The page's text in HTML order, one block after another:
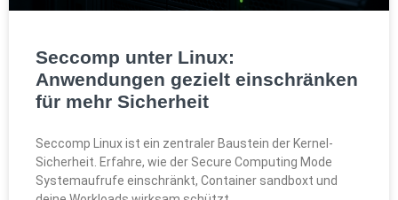
Seccomp unter Linux:
Anwendungen gezielt einschränken
für mehr Sicherheit
Seccomp Linux ist ein zentraler Baustein der Kernel-
Sicherheit. Erfahre, wie der Secure Computing Mode
Systemaufrufe einschränkt, Container sandboxt und